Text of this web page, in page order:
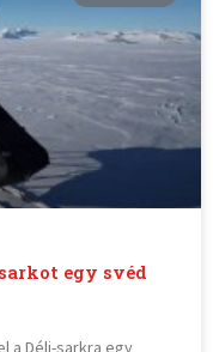
egy svéd
a Déli-sarkra egy